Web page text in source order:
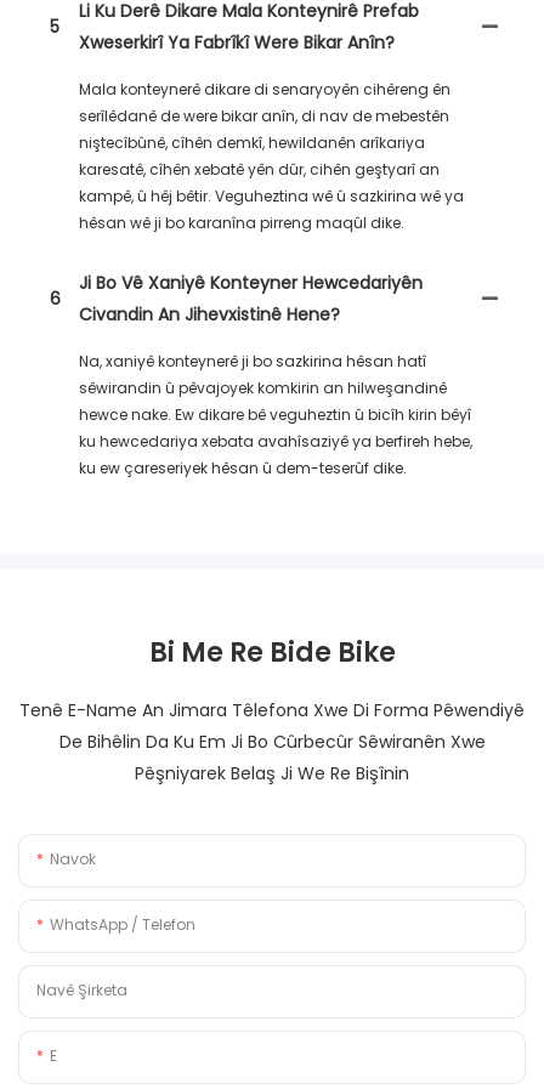
5
Li Ku Derê Dikare Mala Konteynirê Prefab
Xweserkirî Ya Fabrîkî Were Bikar Anîn?
Mala konteynerê dikare di senaryoyên cihêreng ên
serîlêdanê de were bikar anîn, di nav de mebestên
niştecîbûnê, cîhên demkî, hewildanên arîkariya
karesatê, cîhên xebatê yên dûr, cihên geştyarî an
kampê, û hêj bêtir. Veguheztina wê û sazkirina wê ya
hêsan wê ji bo karanîna pirreng maqûl dike.
6
Ji Bo Vê Xaniyê Konteyner Hewcedariyên
Civandin An Jihevxistinê Hene?
Na, xaniyê konteynerê ji bo sazkirina hêsan hatî
sêwirandin û pêvajoyek komkirin an hilweşandinê
hewce nake. Ew dikare bê veguheztin û bicîh kirin bêyî
ku hewcedariya xebata avahîsaziyê ya berfireh hebe,
ku ew çareseriyek hêsan û dem-teserûf dike.
Bi Me Re Bide Bike
Tenê E-Name An Jimara Têlefona Xwe Di Forma Pêwendiyê
De Bihêlin Da Ku Em Ji Bo Cûrbecûr Sêwiranên Xwe
Pêşniyarek Belaş Ji We Re Bişînin
Navok
WhatsApp / Telefon
Navê Şirketa
E